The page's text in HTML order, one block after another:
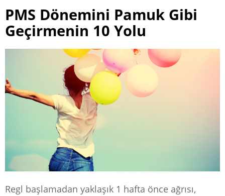
PMS Dönemini Pamuk Gibi
Geçirmenin 10 Yolu
Regl başlamadan yaklaşık 1 hafta önce ağrısı,